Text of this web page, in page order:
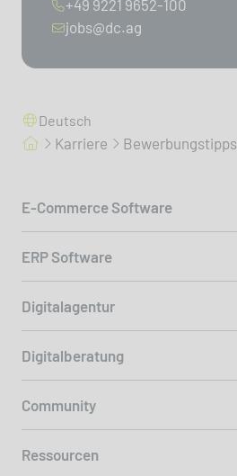
+49 9221 9652-100
jobs@dc.ag
Deutsch
Karriere Bewerbungstipps
E-Commerce Software
ERP Software
Digitalagentur
Digitalberatung
Community
Ressourcen